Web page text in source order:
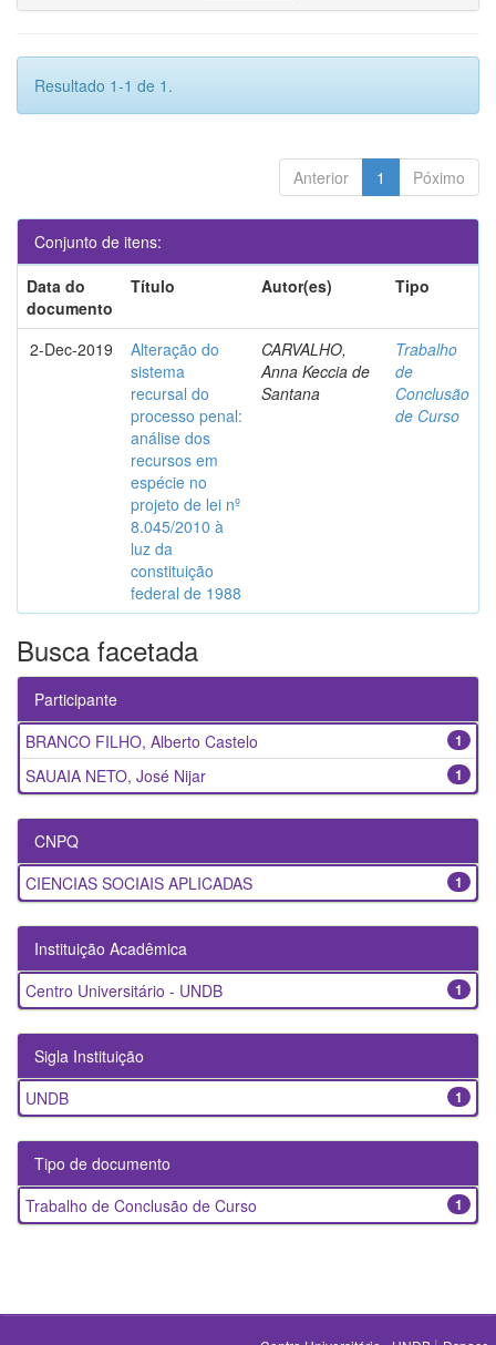
Resultado 1-1 de 1.
Anterior 1 Póximo
Conjunto de itens:
Data do
documento
Título Autor(es) Tipo
2-Dec-2019
Alteração do
sistema
recursal do
processo penal:
análise dos
recursos em
espécie no
projeto de lei nº
8.045/2010 à
luz da
constituição
federal de 1988
CARVALHO,
Anna Keccia de
Santana
Trabalho
de
Conclusão
de Curso
Busca facetada
Participante
1
BRANCO FILHO, Alberto Castelo
1
SAUAIA NETO, José Nijar
CNPQ
1
CIENCIAS SOCIAIS APLICADAS
Instituição Acadêmica
1
Centro Universitário - UNDB
Sigla Instituição
1
UNDB
Tipo de documento
1
Trabalho de Conclusão de Curso